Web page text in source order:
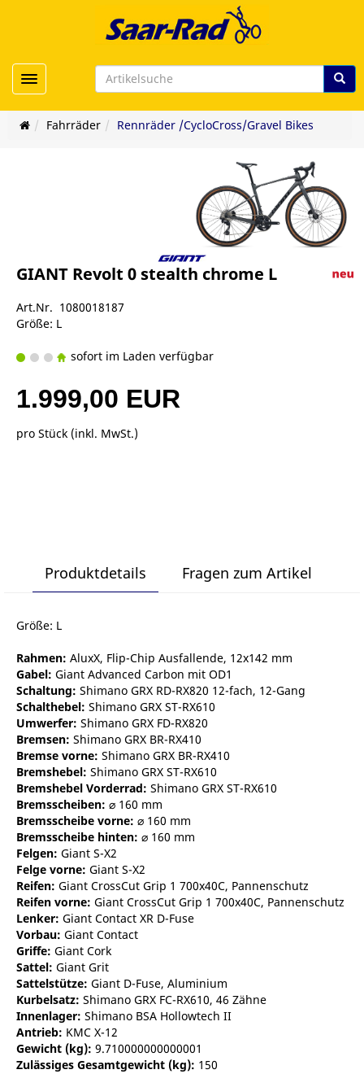
Toggle navigation
Fahrräder Rennräder /CycloCross/Gravel Bikes
GIANT Revolt 0 stealth chrome L
Art.Nr. 1080018187
Größe: L
sofort im Laden verfügbar
1.999,00 EUR
pro Stück (inkl. MwSt.)
Produktdetails Fragen zum Artikel
Größe: L
Rahmen: AluxX, Flip-Chip Ausfallende, 12x142 mm
Gabel: Giant Advanced Carbon mit OD1
Schaltung: Shimano GRX RD-RX820 12-fach, 12-Gang
Schalthebel: Shimano GRX ST-RX610
Umwerfer: Shimano GRX FD-RX820
Bremsen: Shimano GRX BR-RX410
Bremse vorne: Shimano GRX BR-RX410
Bremshebel: Shimano GRX ST-RX610
Bremshebel Vorderrad: Shimano GRX ST-RX610
Bremsscheiben: ⌀ 160 mm
Bremsscheibe vorne: ⌀ 160 mm
Bremsscheibe hinten: ⌀ 160 mm
Felgen: Giant S-X2
Felge vorne: Giant S-X2
Reifen: Giant CrossCut Grip 1 700x40C, Pannenschutz
Reifen vorne: Giant CrossCut Grip 1 700x40C, Pannenschutz
Lenker: Giant Contact XR D-Fuse
Vorbau: Giant Contact
Griffe: Giant Cork
Sattel: Giant Grit
Sattelstütze: Giant D-Fuse, Aluminium
Kurbelsatz: Shimano GRX FC-RX610, 46 Zähne
Innenlager: Shimano BSA Hollowtech II
Antrieb: KMC X-12
Gewicht (kg): 9.710000000000001
Zulässiges Gesamtgewicht (kg): 150